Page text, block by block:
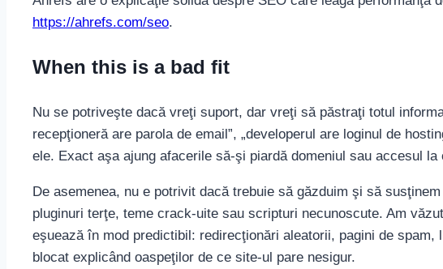
https://ahrefs.com/seo.
When this is a bad fit
Nu se potriveşte dacă vreţi suport, dar vreţi să păstraţi totul
recepţioneră are parola de email”, „developerul are loginul de
ele. Exact aşa ajung afacerile să-şi piardă domeniul sau accesul
De asemenea, nu e potrivit dacă trebuie să găzduim şi să
pluginuri terţe, teme crack-uite sau scripturi necunoscute. Am
eşuează în mod predictibil: redirecţionări aleatorii, pagini de
blocat explicând oaspeţilor de ce site-ul pare nesigur.